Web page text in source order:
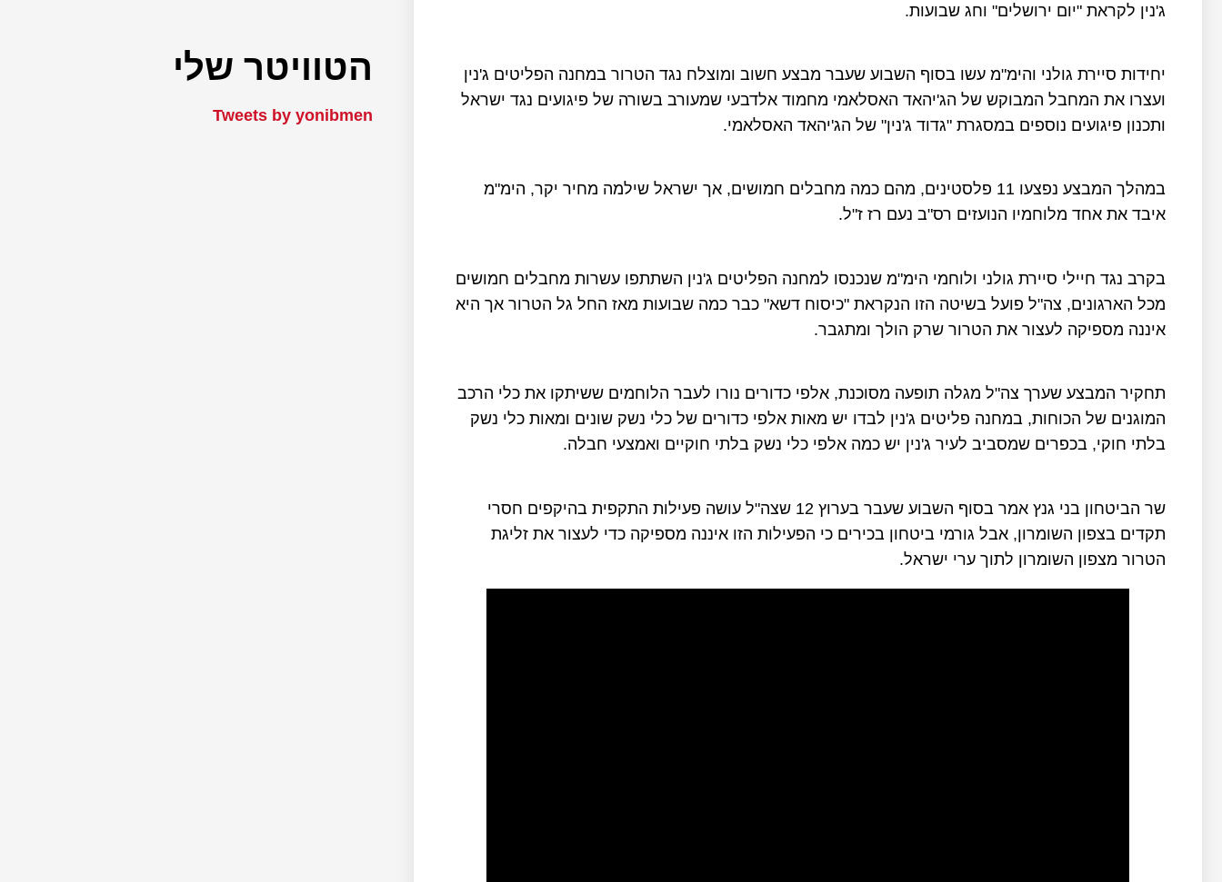
ג'נין לקראת "יום ירושלים" וחג שבועות.
יחידות סיירת גולני והימ"מ עשו בסוף השבוע שעבר מבצע חשוב ומוצלח נגד הטרור במחנה הפליטים ג'נין
ועצרו את המחבל המבוקש של הג'יהאד האסלאמי מחמוד אלדבעי שמעורב בשורה של פיגועים נגד ישראל
ותכנון פיגועים נוספים במסגרת "גדוד ג'נין" של הג'יהאד האסלאמי.
במהלך המבצע נפצעו 11 פלסטינים, מהם כמה מחבלים חמושים, אך ישראל שילמה מחיר יקר, הימ"מ
איבד את אחד מלוחמיו הנועזים רס"ב נעם רז ז"ל.
בקרב נגד חיילי סיירת גולני ולוחמי הימ"מ שנכנסו למחנה הפליטים ג'נין השתתפו עשרות מחבלים חמושים
מכל הארגונים, צה"ל פועל בשיטה הזו הנקראת "כיסוח דשא" כבר כמה שבועות מאז החל גל הטרור אך היא
איננה מספיקה לעצור את הטרור שרק הולך ומתגבר.
תחקיר המבצע שערך צה"ל מגלה תופעה מסוכנת, אלפי כדורים נורו לעבר הלוחמים ששיתקו את כלי הרכב
המוגנים של הכוחות, במחנה פליטים ג'נין לבדו יש מאות אלפי כדורים של כלי נשק שונים ומאות כלי נשק
בלתי חוקי, בכפרים שמסביב לעיר ג'נין יש כמה אלפי כלי נשק בלתי חוקיים ואמצעי חבלה.
שר הביטחון בני גנץ אמר בסוף השבוע שעבר בערוץ 12 שצה"ל עושה פעילות התקפית בהיקפים חסרי
תקדים בצפון השומרון, אבל גורמי ביטחון בכירים כי הפעילות הזו איננה מספיקה כדי לעצור את זליגת
הטרור מצפון השומרון לתוך ערי ישראל.
הטוויטר שלי
Tweets by yonibmen